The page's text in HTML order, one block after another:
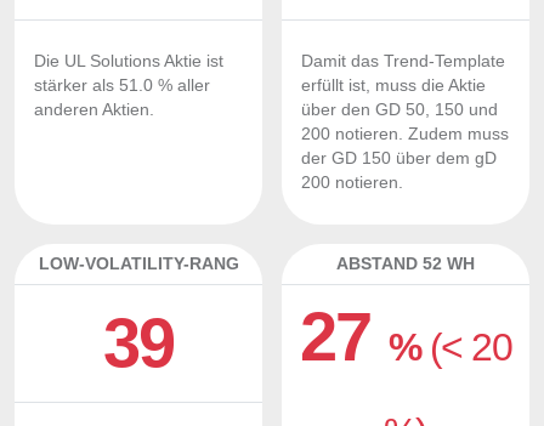
Die UL Solutions Aktie ist
stärker als 51.0 % aller
anderen Aktien.
Damit das Trend-Template
erfüllt ist, muss die Aktie
über den GD 50, 150 und
200 notieren. Zudem muss
der GD 150 über dem gD
200 notieren.
LOW-VOLATILITY-RANG
39
ABSTAND 52 WH
27% (< 20